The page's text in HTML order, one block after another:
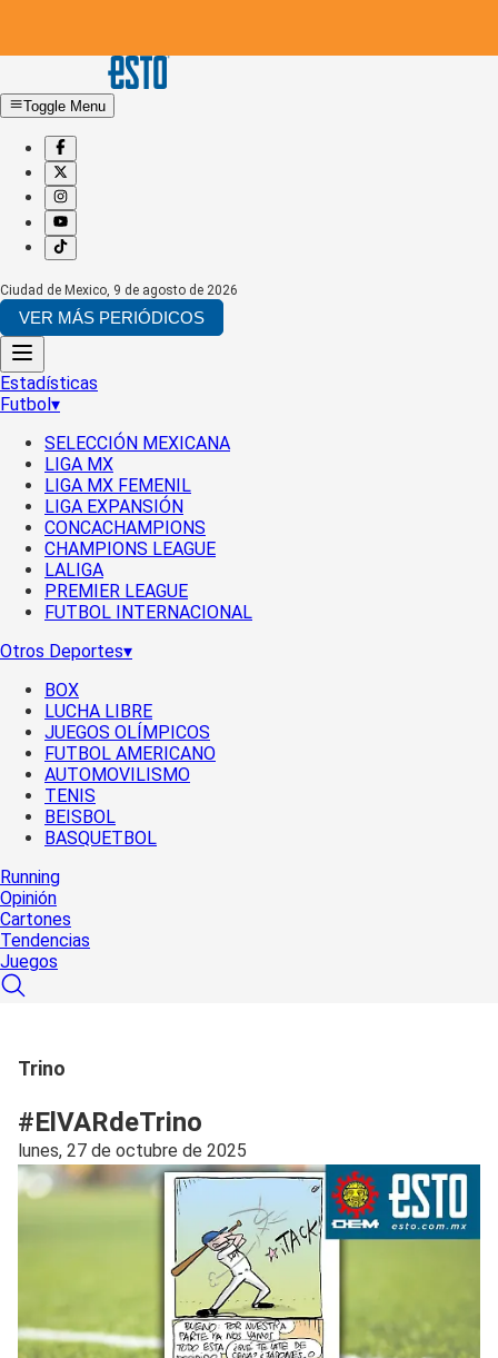
Toggle Menu
Ciudad de Mexico, 9 de agosto de 2026
VER MÁS PERIÓDICOS
Estadísticas
Futbol▾
SELECCIÓN MEXICANA
LIGA MX
LIGA MX FEMENIL
LIGA EXPANSIÓN
CONCACHAMPIONS
CHAMPIONS LEAGUE
LALIGA
PREMIER LEAGUE
FUTBOL INTERNACIONAL
Otros Deportes▾
BOX
LUCHA LIBRE
JUEGOS OLÍMPICOS
FUTBOL AMERICANO
AUTOMOVILISMO
TENIS
BEISBOL
BASQUETBOL
Running
Opinión
Cartones
Tendencias
Juegos
Trino
#ElVARdeTrino
lunes, 27 de octubre de 2025